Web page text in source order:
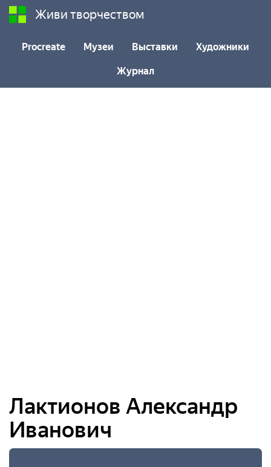
Живи творчеством
Procreate Музеи Выставки Художники
Журнал
Лактионов Александр
Иванович